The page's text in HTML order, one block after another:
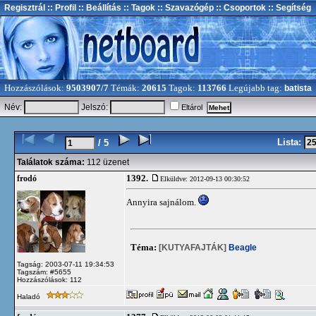
Regisztrál :: Profil :: Beállítás :: Tagok :: Szavazógép :: Csoportok :: Segítség
Hozzászólások: 9503907/7 Témák: 20615 Tagok: 113766 Legújabb tag: batista
Név:
Jelszó: Eltárol
/ 5 Lista:
Találatok száma: 112 üzenet
frodó
Tagság: 2003-07-11 19:34:53
Tagszám: #5655
Hozzászólások: 112
1392. Elküldve: 2012-09-13 00:30:52
Annyira sajnálom.
Téma: [KUTYAFAJTÁK] Beagle
Haladó